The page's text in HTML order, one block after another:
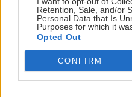
Retention, Sale, and/or
Personal Data that Is
Purposes for which it
Opted Out
CONFIRM
στην Κρήτη
ΗΡΑΚΛΕΙΟ
Κερδίστε 5 διπλές
θεατρική παράσταση
ΠΟΛΙΤΙΚΗ
Υποκλοπές:
Αρείου
φακέλου